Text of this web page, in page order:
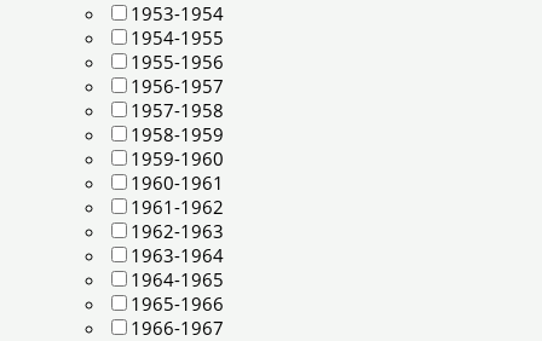
1953-1954
1954-1955
1955-1956
1956-1957
1957-1958
1958-1959
1959-1960
1960-1961
1961-1962
1962-1963
1963-1964
1964-1965
1965-1966
1966-1967